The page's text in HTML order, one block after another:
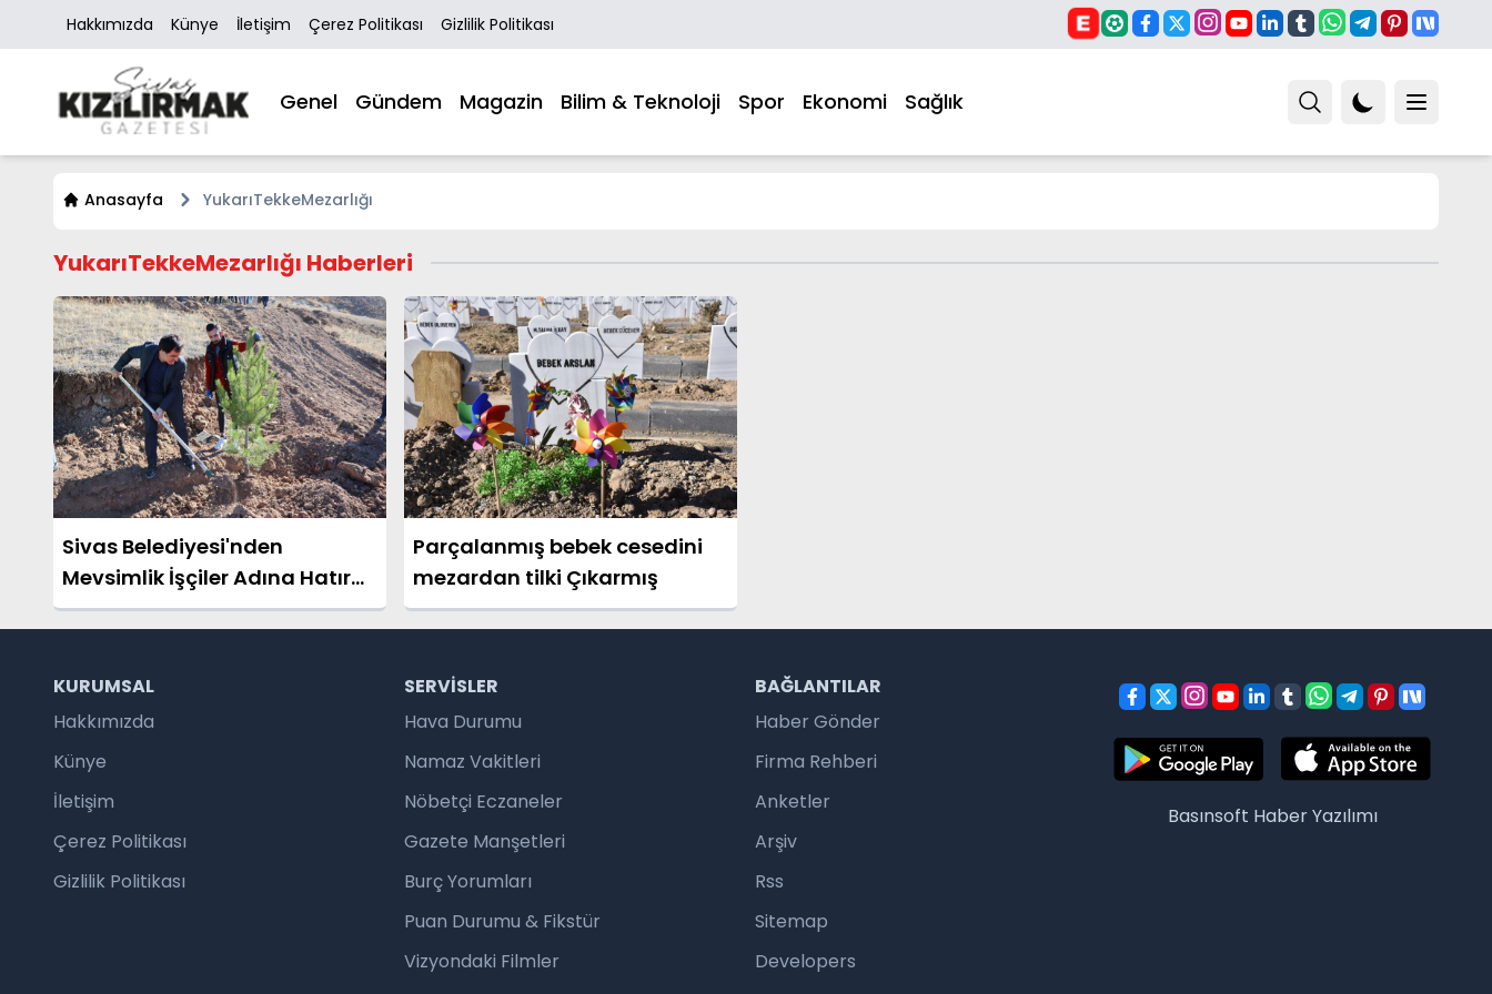
Hakkımızda Künye İletişim Çerez Politikası Gizlilik Politikası
Genel Gündem Magazin Bilim & Teknoloji Spor Ekonomi Sağlık
Anasayfa YukarıTekkeMezarlığı
YukarıTekkeMezarlığı Haberleri
Sivas Belediyesi'nden
Mevsimlik İşçiler Adına Hatıra
Ormanı
Parçalanmış bebek cesedini
mezardan tilki Çıkarmış
KURUMSAL
Hakkımızda
Künye
İletişim
Çerez Politikası
Gizlilik Politikası
SERVISLER
Hava Durumu
Namaz Vakitleri
Nöbetçi Eczaneler
Gazete Manşetleri
Burç Yorumları
Puan Durumu & Fikstür
Vizyondaki Filmler
BAĞLANTILAR
Haber Gönder
Firma Rehberi
Anketler
Arşiv
Rss
Sitemap
Developers
Basınsoft Haber Yazılımı